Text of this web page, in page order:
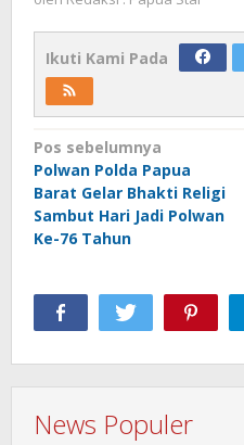
Ikuti Kami Pada
Navigasi
pos
Pos sebelumnya
Polwan Polda Papua
Barat Gelar Bhakti Religi
Sambut Hari Jadi Polwan
Ke-76 Tahun
News Populer